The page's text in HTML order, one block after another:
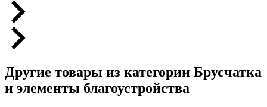
Другие товары из категории Брусчатка
и элементы благоустройства